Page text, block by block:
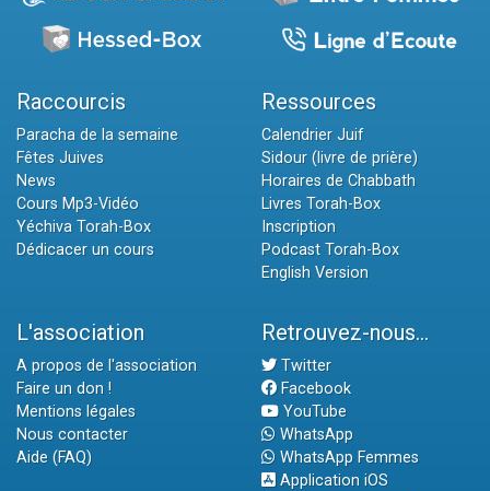
Raccourcis
Paracha de la semaine
Fêtes Juives
News
Cours Mp3-Vidéo
Yéchiva Torah-Box
Dédicacer un cours
Ressources
Calendrier Juif
Sidour (livre de prière)
Horaires de Chabbath
Livres Torah-Box
Inscription
Podcast Torah-Box
English Version
L'association
A propos de l'association
Faire un don !
Mentions légales
Nous contacter
Aide (FAQ)
Retrouvez-nous...
Twitter
Facebook
YouTube
WhatsApp
WhatsApp Femmes
Application iOS